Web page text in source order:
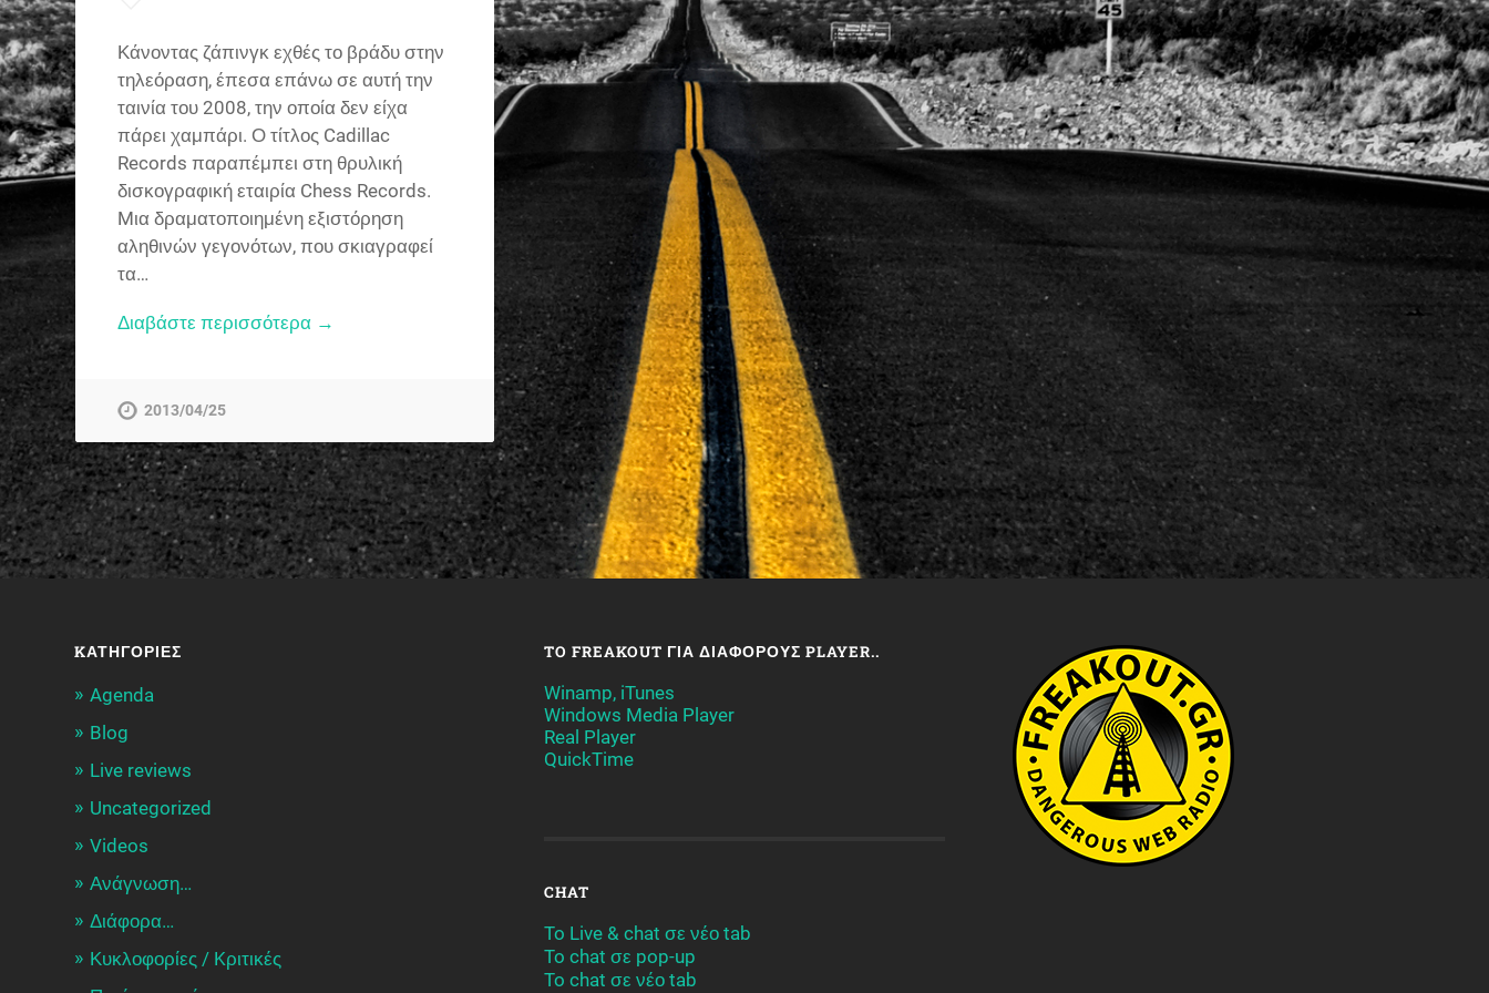
Κάνοντας ζάπινγκ εχθές το βράδυ στην
τηλεόραση, έπεσα επάνω σε αυτή την
ταινία του 2008, την οποία δεν είχα
πάρει χαμπάρι. Ο τίτλος Cadillac
Records παραπέμπει στη θρυλική
δισκογραφική εταιρία Chess Records.
Mια δραματοποιημένη εξιστόρηση
αληθινών γεγονότων, που σκιαγραφεί
τα…
Διαβάστε περισσότερα →
2013/04/25
KΑΤΗΓΟΡΊΕΣ
Agenda
Blog
Live reviews
Uncategorized
Videos
Ανάγνωση…
Διάφορα…
Κυκλοφορίες / Kριτικές
TO FREAKOUT ΓΙΑ ΔΙΆΦΟΡΟΥΣ PLAYER..
Winamp, iTunes
Windows Media Player
Real Player
QuickTime
CHAT
To Live & chat σε νέο tab
To chat σε pop-up
To chat σε νέο tab